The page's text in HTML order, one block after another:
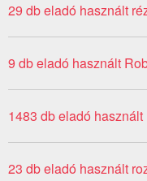
29 db eladó használt
9 db eladó használt
1483 db eladó
23 db eladó használt